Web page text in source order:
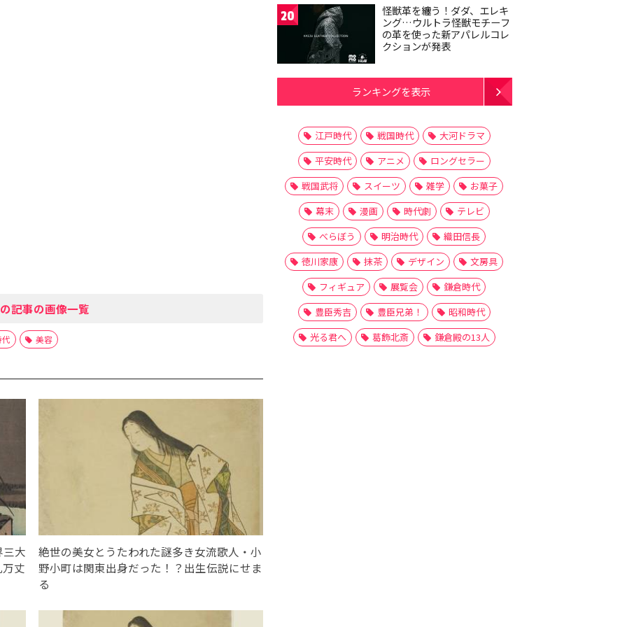
記事の画像一覧
美容
大
丈
絶世の美女とうたわれた謎多き女流歌人・小
野小町は関東出身だった！？出生伝説にせま
る
20
怪獣革を纏う！ダダ、エレキ
ング…ウルトラ怪獣モチーフ
の革を使った新アパレルコレ
クションが発表
ランキングを表示
江戸時代 戦国時代
大河ドラマ
平安時代
アニメ
ロングセラー
戦国武将
スイーツ 雑学
お菓子
幕末
漫画 時代劇
テレビ
べらぼう
明治時代
織田信長
徳川家康
抹茶 デザイン
文房具
フィギュア
展覧会
鎌倉時代
豊臣秀吉
豊臣兄弟！
昭和時代
光る君へ
葛飾北斎 鎌倉殿の13人